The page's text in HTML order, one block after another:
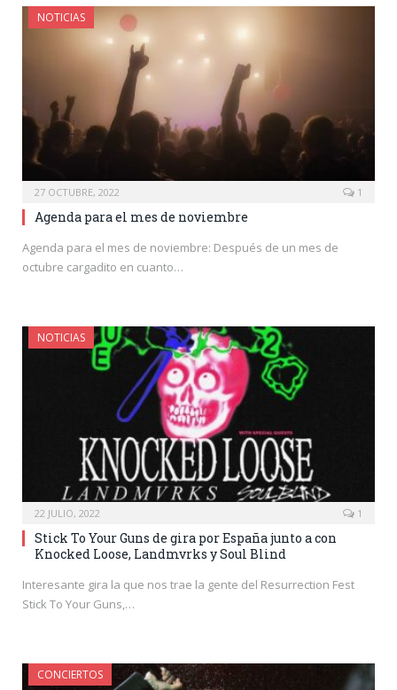
NOTICIAS
27 OCTUBRE, 2022 1
Agenda para el mes de noviembre
Agenda para el mes de noviembre: Después de un mes de
octubre cargadito en cuanto…
NOTICIAS
22 JULIO, 2022 1
Stick To Your Guns de gira por España junto a con
Knocked Loose, Landmvrks y Soul Blind
Interesante gira la que nos trae la gente del Resurrection Fest
Stick To Your Guns,…
CONCIERTOS